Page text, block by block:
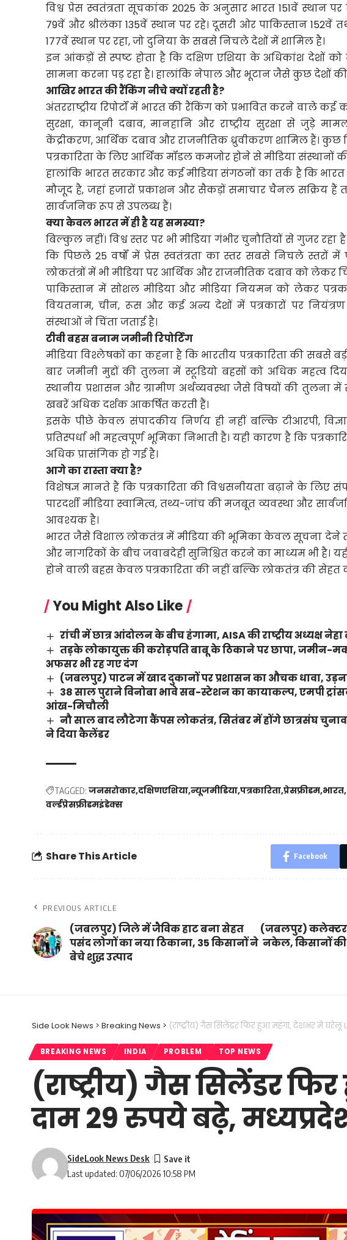
विश्व प्रेस स्वतंत्रता सूचकांक 2025 के अनुसार भारत 151वें स्थान पर
79वें और श्रीलंका 135वें स्थान पर रहे। दूसरी ओर पाकिस्तान 152वें
177वें स्थान पर रहा, जो दुनिया के सबसे निचले देशों में शामिल है।
इन आंकड़ों से स्पष्ट होता है कि दक्षिण एशिया के अधिकांश देशों को
सामना करना पड़ रहा है। हालांकि नेपाल और भूटान जैसे कुछ देशों की
आखिर भारत की रैंकिंग नीचे क्यों रहती है?
अंतरराष्ट्रीय रिपोर्टों में भारत की रैंकिंग को प्रभावित करने वाले
सुरक्षा, कानूनी दबाव, मानहानि और राष्ट्रीय सुरक्षा से जुड़े
केंद्रीकरण, आर्थिक दबाव और राजनीतिक ध्रुवीकरण शामिल हैं। कुछ
पत्रकारिता के लिए आर्थिक मॉडल कमजोर होने से मीडिया संस्थानों की
हालांकि भारत सरकार और कई मीडिया संगठनों का तर्क है कि भारत
मौजूद है, जहां हजारों प्रकाशन और सैकड़ों समाचार चैनल सक्रिय हैं
सार्वजनिक रूप से उपलब्ध हैं।
क्या केवल भारत में ही है यह समस्या?
बिल्कुल नहीं। विश्व स्तर पर भी मीडिया गंभीर चुनौतियों से गुजर रहा
कि पिछले 25 वर्षों में प्रेस स्वतंत्रता का स्तर सबसे निचले स्तरों
लोकतंत्रों में भी मीडिया पर आर्थिक और राजनीतिक दबाव को लेकर
पाकिस्तान में सोशल मीडिया और मीडिया नियमन को लेकर
वियतनाम, चीन, रूस और कई अन्य देशों में पत्रकारों पर नियंत्रण
संस्थाओं ने चिंता जताई है।
टीवी बहस बनाम जमीनी रिपोर्टिंग
मीडिया विश्लेषकों का कहना है कि भारतीय पत्रकारिता की
बार जमीनी मुद्दों की तुलना में स्टूडियो बहसों को अधिक महत्व दिया
स्थानीय प्रशासन और ग्रामीण अर्थव्यवस्था जैसे विषयों की
खबरें अधिक दर्शक आकर्षित करती हैं।
इसके पीछे केवल संपादकीय निर्णय ही नहीं बल्कि टीआरपी,
प्रतिस्पर्धा भी महत्वपूर्ण भूमिका निभाती है। यही कारण है कि
अधिक प्रासंगिक हो गई है।
आगे का रास्ता क्या है?
विशेषज्ञ मानते हैं कि पत्रकारिता की विश्वसनीयता बढ़ाने के लिए
पारदर्शी मीडिया स्वामित्व, तथ्य-जांच की मजबूत व्यवस्था और
आवश्यक है।
भारत जैसे विशाल लोकतंत्र में मीडिया की भूमिका केवल सूचना देने
और नागरिकों के बीच जवाबदेही सुनिश्चित करने का माध्यम भी है।
होने वाली बहस केवल पत्रकारिता की नहीं बल्कि लोकतंत्र की सेहत
You Might Also Like
रांची में छात्र आंदोलन के बीच हंगामा, AISA की राष्ट्रीय अध्यक्ष
तड़के लोकायुक्त की करोड़पति बाबू के ठिकाने पर छापा, जमीन-
अफसर भी रह गए दंग
(जबलपुर) पाटन में खाद दुकानों पर प्रशासन का औचक धावा,
38 साल पुराने विनोबा भावे सब-स्टेशन का कायाकल्प, एमपी
आंख-मिचौली
नौ साल बाद लौटेगा कैंपस लोकतंत्र, सितंबर में होंगे छात्रसंघ
ने दिया कैलेंडर
TAGGED: जनसरोकार दक्षिणएशिया न्यूजमीडिया पत्रकारिता प्रेसफ्रीडम भारत
वर्ल्डप्रेसफ्रीडमइंडेक्स
Share This Article Facebook
PREVIOUS ARTICLE
(जबलपुर) जिले में जैविक हाट बना सेहत
पसंद लोगों का नया ठिकाना, 35 किसानों ने
बेचे शुद्ध उत्पाद
(जबलपुर) कलेक्टर
नकेल, किसानों की
Side Look News > Breaking News > (राष्ट्रीय) गैस सिलेंडर फिर हुआ महंगा, देशभर में घरेलू
BREAKING NEWS INDIA PROBLEM TOP NEWS
(राष्ट्रीय) गैस सिलेंडर
दाम 29 रुपये बढ़े,
Last updated: 07/06/2026 10:58 PM
SideLook News Desk